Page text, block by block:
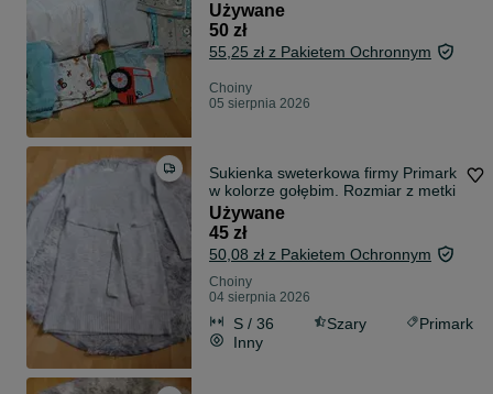
Używane
50 zł
55,25 zł z Pakietem Ochronnym
Choiny
05 sierpnia 2026
Sukienka sweterkowa firmy Primark
w kolorze gołębim. Rozmiar z metki
Używane
45 zł
50,08 zł z Pakietem Ochronnym
Choiny
04 sierpnia 2026
S / 36 Szary
Primark
Inny